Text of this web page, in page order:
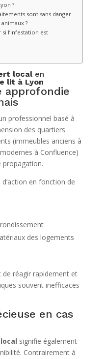
?
sont sans danger
?
l’infestation est
localen
lit à Lyon
approfondie
professionnel basé à
des quartiers
(immeubles anciens à
à Confluence)
propagation.
en fonction de
des logements
réagir rapidement et
souvent inefficaces
en cas
signifie également
Contrairement à